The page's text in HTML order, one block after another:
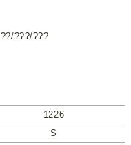
???/???
1226
S